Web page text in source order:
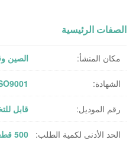
الصفات الرئيسية
مكان المنشأ: الصين
الشهادة:
رقم الموديل: قابل
الحد الأدنى لكمية الطلب: 500 قطعة